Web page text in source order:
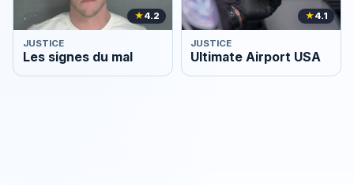
★4.2
JUSTICE
Les signes du mal
★4.1
JUSTICE
Ultimate Airport USA